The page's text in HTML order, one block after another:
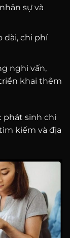
sự và
dài, chi phí
nghi vấn,
khai thêm
phát sinh chi
kiếm và địa